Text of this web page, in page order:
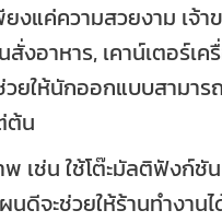
ยงแค่ความสวยงาม เจ้า
งอาหาร, เคาน์เตอร์เ
ยให้นักออกแบบสามา
ต้น
เช่น ใช้โต๊ะมัลติฟังก์ชั
จะช่วยให้ร้านทำงาน